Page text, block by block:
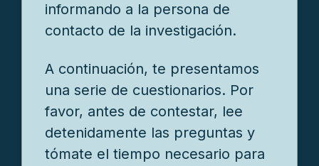
informando a la persona de
contacto de la investigación.
A continuación, te presentamos
una serie de cuestionarios. Por
favor, antes de contestar, lee
detenidamente las preguntas y
tómate el tiempo necesario para